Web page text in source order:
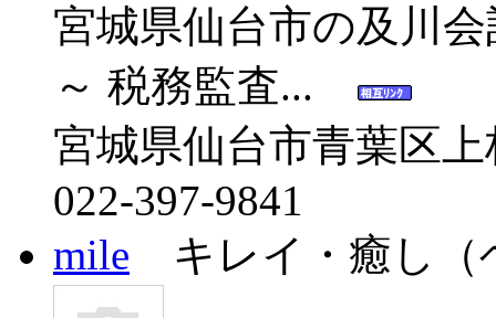
宮城県仙台市の及川
～ 税務監査...
宮城県仙台市青葉区
022-397-9841
mile キレイ・癒し（